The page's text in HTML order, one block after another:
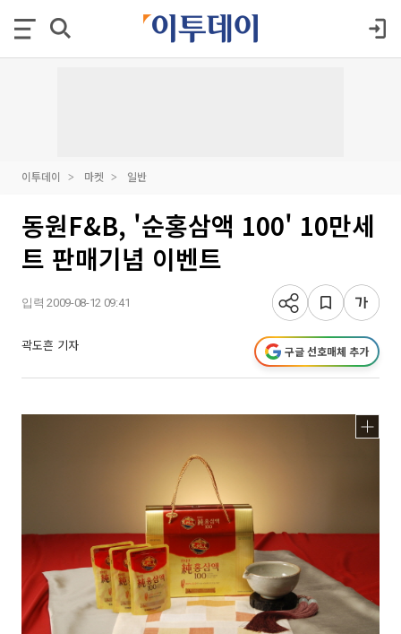
이투데이 마켓 일반
동원F&B, '순홍삼액 100' 10만세
트 판매기념 이벤트
입력 2009-08-12 09:41
곽도흔 기자 구글 선호매체 추가